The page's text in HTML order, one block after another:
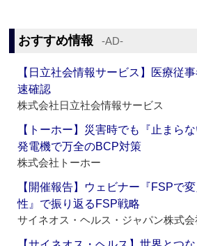
おすすめ情報 ‐AD‐
【日立社会情報サービス】医療従
速確認
株式会社日立社会情報サービス
【トーホー】災害時でも『止まら
発電機で万全のBCP対策
株式会社トーホー
【開催報告】ウェビナー『FSPで
性』で振り返るFSP戦略
サイネオス・ヘルス・ジャパン株式会